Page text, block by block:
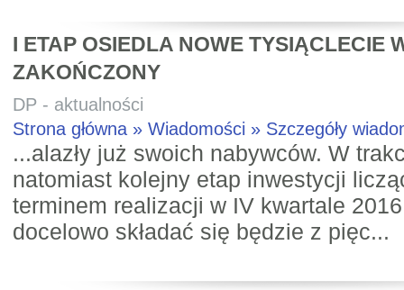
I ETAP OSIEDLA NOWE TYSIĄCLECIE
ZAKOŃCZONY
DP - aktualności
Strona główna » Wiadomości » Szczegóły
...alazły już swoich nabywców. W
natomiast kolejny etap inwestycji
terminem realizacji w IV kwartale
docelowo składać się będzie z pięc...